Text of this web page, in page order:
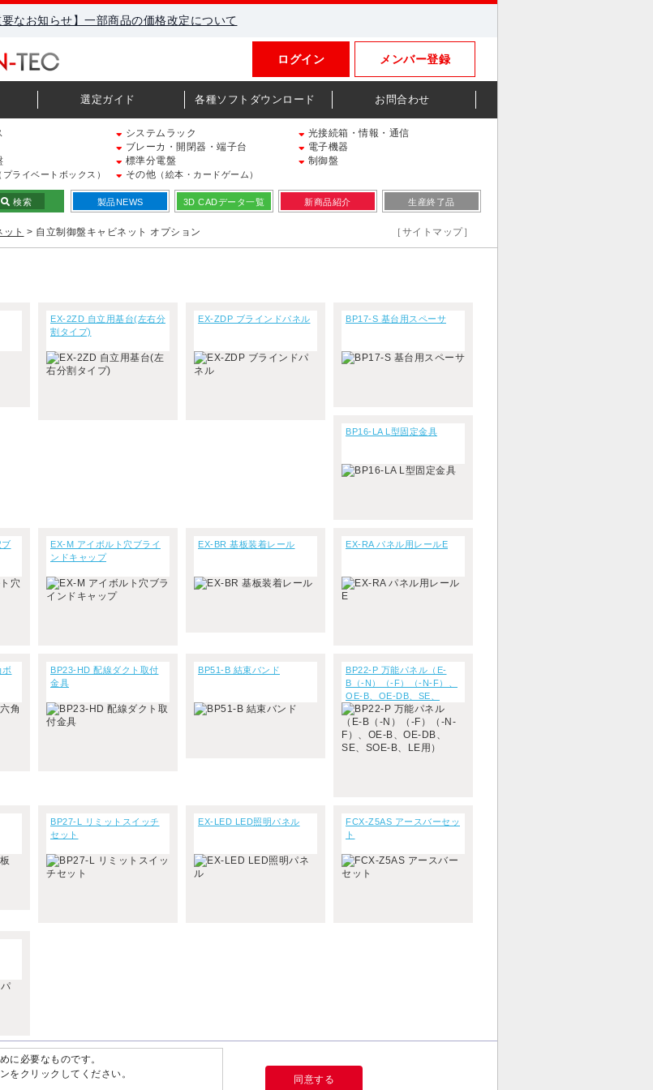
要なお知らせ】一部商品の価格改定について
メンバー登録
ログイン
選定ガイド 各種ソフトダウンロード お問合わせ
システムラック
光接続箱・情報・通信
ブレーカ・開閉器・端子台
電子機器
標準分電盤
制御盤
プライベートボックス） その他 （絵本・カードゲーム）
検索 製品NEWS 3D CADデータ一覧 新商品紹介 生産終了品
ト > 自立制御盤キャビネット オプション ［サイトマップ］
EX-2ZD 自立用基台(左右分
割タイプ)
EX-ZDP ブラインドパネル BP17-S 基台用スペーサ
BP16-LA L型固定金具
EX-M アイボルト穴ブライ
ンドキャップ
EX-BR 基板装着レール EX-RA パネル用レールE
BP23-HD 配線ダクト取付
金具
BP51-B 結束バンド
BP22-P 万能パネル（E-
B（-N）（-F）（-N-F）、
OE-B、OE-DB、SE、
SOE-B、LE用）
BP27-L リミットスイッチ
セット
EX-LED LED照明パネル
FCX-Z5AS アースバーセッ
ト
に必要なものです。
をクリックしてください。
同意する